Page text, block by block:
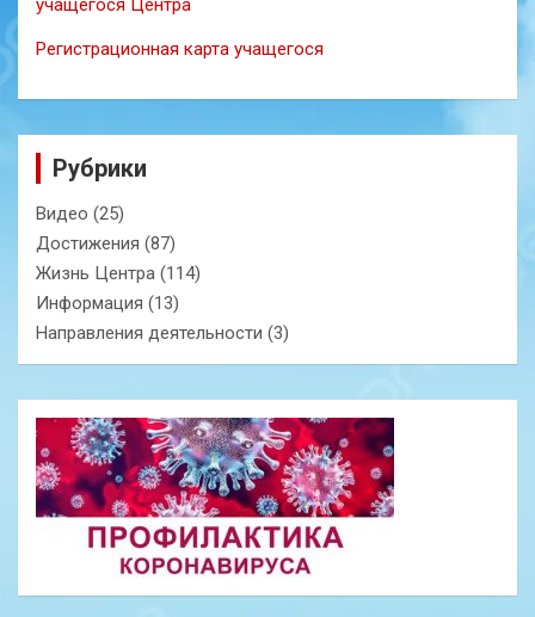
учащегося Центра
Регистрационная карта учащегося
Рубрики
Видео (25)
Достижения (87)
Жизнь Центра (114)
Информация (13)
Направления деятельности (3)